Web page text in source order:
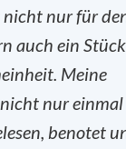
nur für
auch ein Stück
Meine
nur einmal
benotet